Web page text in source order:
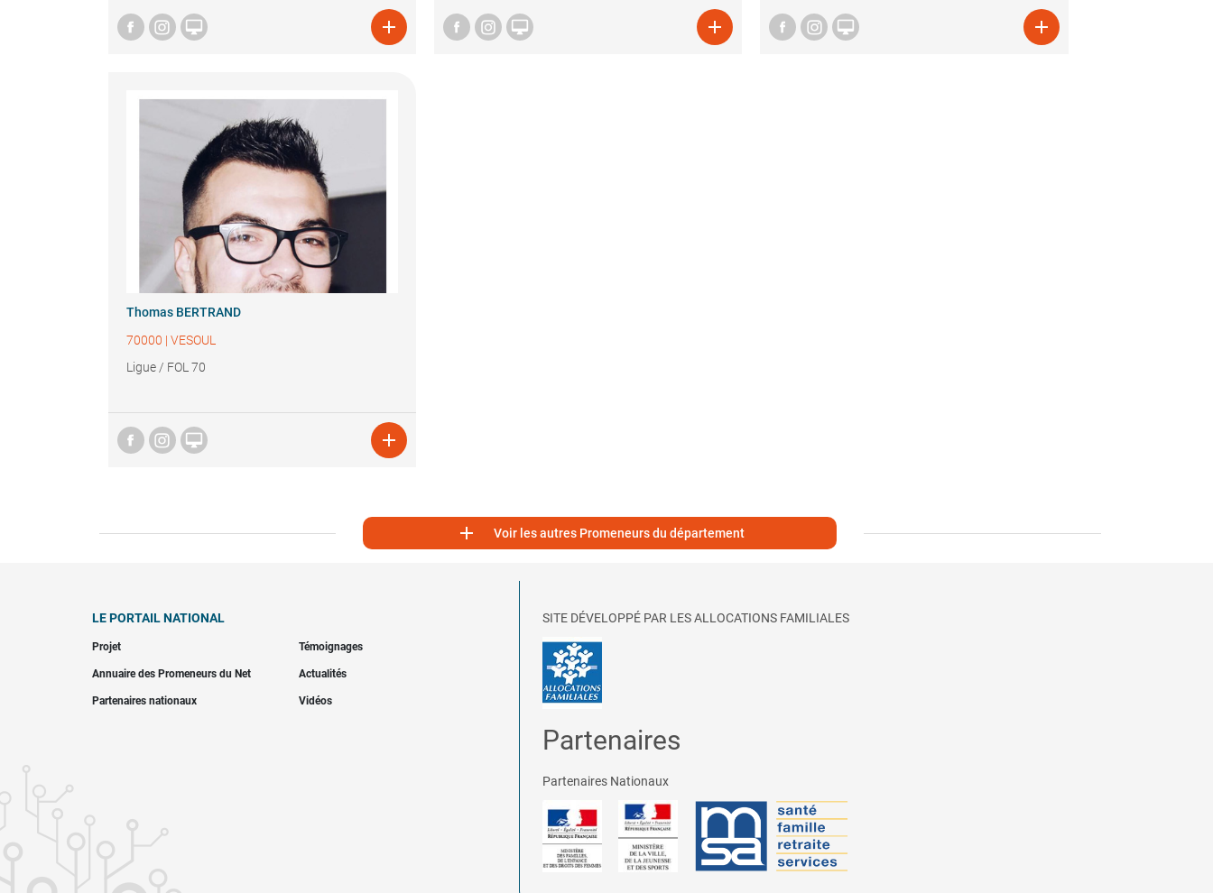
     
Thomas BERTRAND
70000 | VESOUL
Ligue / FOL 70
 
 Voir les autres Promeneurs du département
LE PORTAIL NATIONAL
Projet Témoignages
Annuaire des Promeneurs du Net Actualités
Partenaires nationaux Vidéos
SITE DÉVELOPPÉ PAR LES ALLOCATIONS FAMILIALES
Partenaires
Partenaires Nationaux